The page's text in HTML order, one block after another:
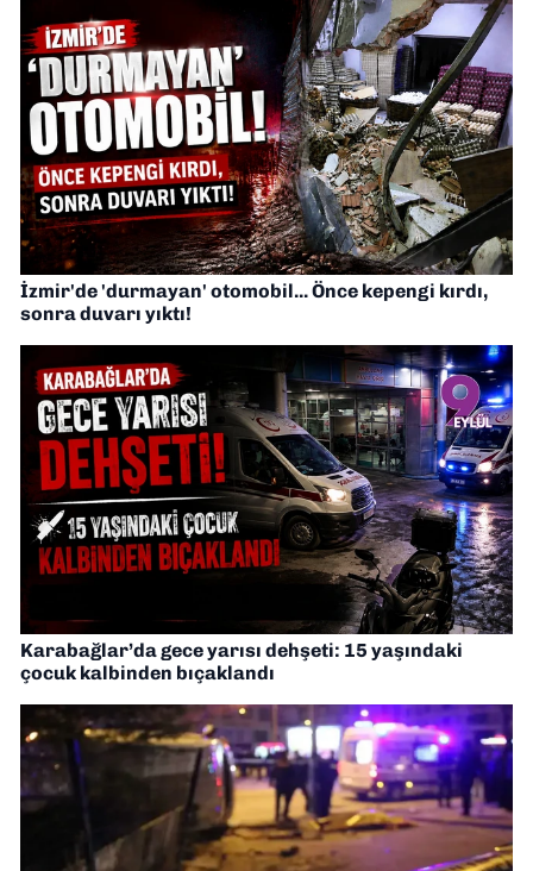
İzmir'de 'durmayan' otomobil... Önce kepengi kırdı,
sonra duvarı yıktı!
Karabağlar’da gece yarısı dehşeti: 15 yaşındaki
çocuk kalbinden bıçaklandı